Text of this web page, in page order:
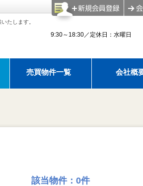
たします。
9:30～18:30／定休日：水曜日
売買物件一覧 会社概
該当物件：0件